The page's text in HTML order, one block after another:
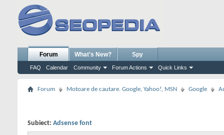
Forum
FAQ Calendar Community Forum Actions Quick Links
What's New? Spy
Forum Motoare de cautare. Google, Yahoo!, MSN Google
Subiect: Adsense font